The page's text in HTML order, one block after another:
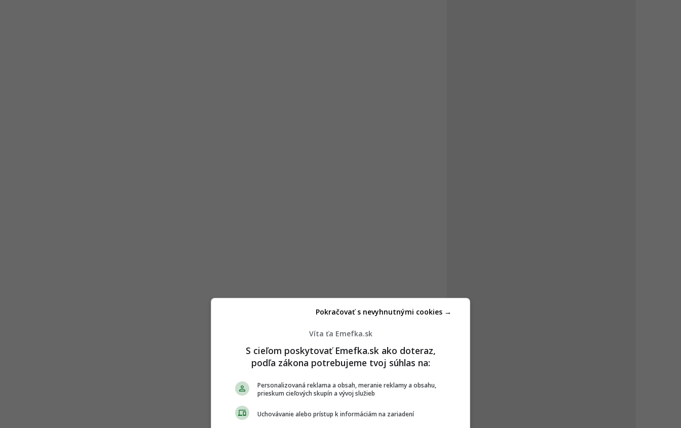
Víta ťa Emefka.sk
S cieľom poskytovať Emefka.sk ako doteraz,
podľa zákona potrebujeme tvoj súhlas na:
Personalizovaná reklama a obsah, meranie reklamy a obsahu,
prieskum cieľových skupín a vývoj služieb
Uchovávanie alebo prístup k informáciám na zariadení
Pokračovať s nevyhnutnými cookies →